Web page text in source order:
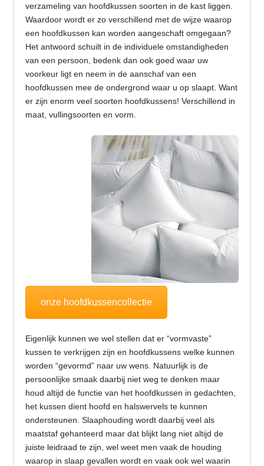
verzameling van hoofdkussen soorten in de kast liggen.
Waardoor wordt er zo verschillend met de wijze waarop
een hoofdkussen kan worden aangeschaft omgegaan?
Het antwoord schuilt in de individuele omstandigheden
van een persoon, bedenk dan ook goed waar uw
voorkeur ligt en neem in de aanschaf van een
hoofdkussen mee de ondergrond waar u op slaapt. Want
er zijn enorm veel soorten hoofdkussens! Verschillend in
maat, vullingsoorten en vorm.
onze hoofdkussencollectie
Eigenlijk kunnen we wel stellen dat er “vormvaste”
kussen te verkrijgen zijn en hoofdkussens welke kunnen
worden “gevormd” naar uw wens. Natuurlijk is de
persoonlijke smaak daarbij niet weg te denken maar
houd altijd de functie van het hoofdkussen in gedachten,
het kussen dient hoofd en halswervels te kunnen
ondersteunen. Slaaphouding wordt daarbij veel als
maatstaf gehanteerd maar dat blijkt lang niet altijd de
juiste leidraad te zijn, wel weet men vaak de houding
waarop in slaap gevallen wordt en vaak ook wel waarin